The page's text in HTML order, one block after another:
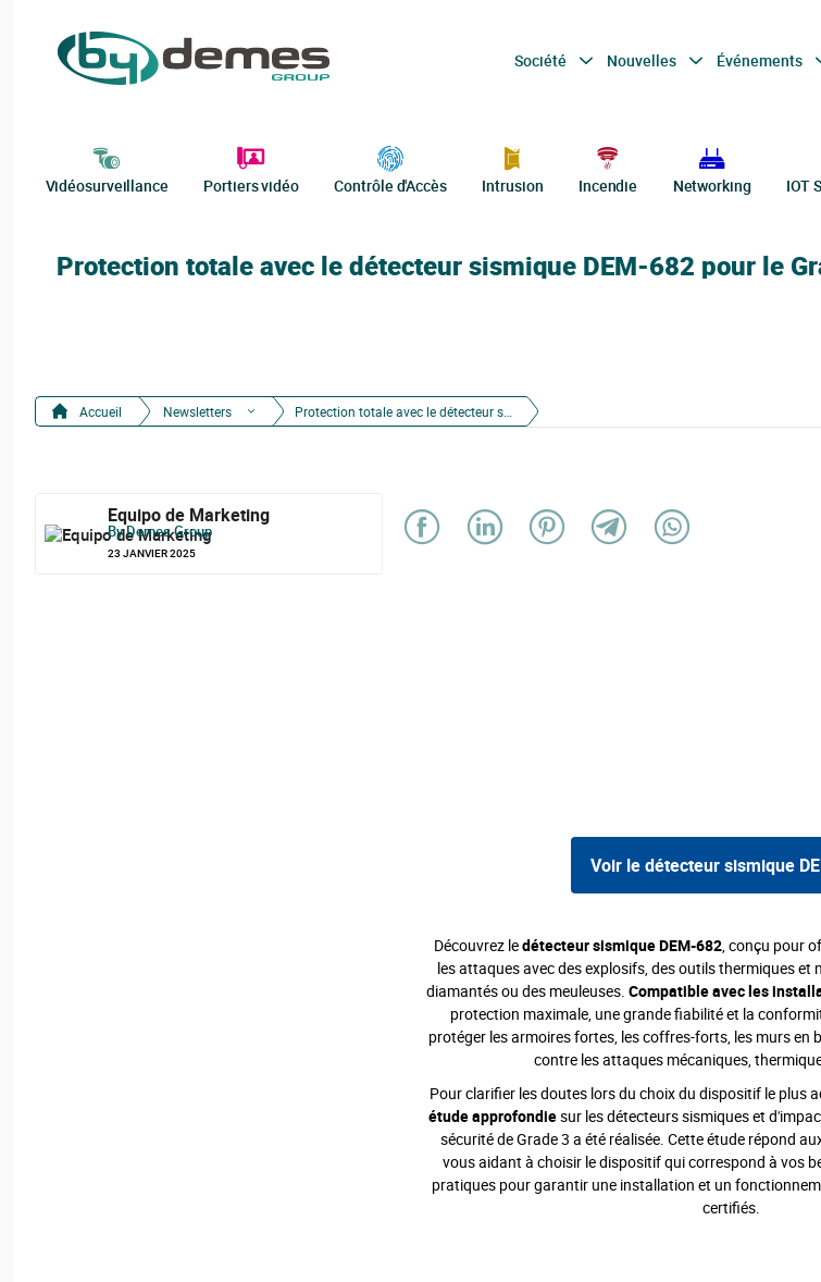
Société Nouvelles Événements
Vidéosurveillance Portiers vidéo Contrôle d'Accès Intrusion Incendie Networking IOT
Protection totale avec le détecteur sismique DEM-682 pour le
Accueil Newsletters
Equipo de Marketing
By Demes Group
23 JANVIER 2025
Voir le détecteur sismique
Découvrez ledétecteur sismique DEM-682, conçu pour
les attaques avec des explosifs, des outils thermiques et
diamantés ou des meuleuses. Compatible avec les
protection maximale, une grande fiabilité et la
protéger les armoires fortes, les coffres-forts, les murs en
contre les attaques mécaniques,
Pour clarifier les doutes lors du choix du dispositif le plus
étude approfondiesur les détecteurs sismiques et
sécurité de Grade 3 a été réalisée. Cette étude répond
vous aidant à choisir le dispositif qui correspond à vos
pratiques pour garantir une installation et un
certifiés.